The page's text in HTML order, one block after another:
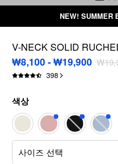
NEW! SUMMER
V-NECK SOLID
₩8,100 - ₩19,900
398
색상
사이즈 선택